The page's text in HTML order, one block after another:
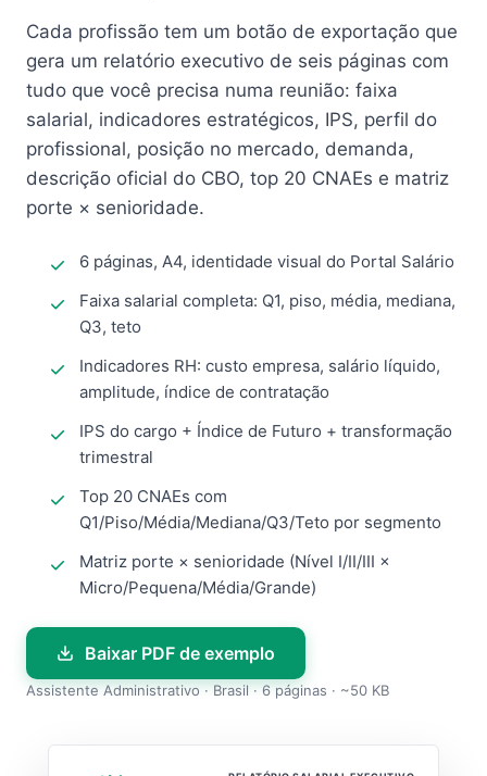
Cada profissão tem um botão de exportação que
gera um relatório executivo de seis páginas com
tudo que você precisa numa reunião: faixa
salarial, indicadores estratégicos, IPS, perfil do
profissional, posição no mercado, demanda,
descrição oficial do CBO, top 20 CNAEs e matriz
porte × senioridade.
6 páginas, A4, identidade visual do Portal Salário
Faixa salarial completa: Q1, piso, média, mediana,
Q3, teto
Indicadores RH: custo empresa, salário líquido,
amplitude, índice de contratação
IPS do cargo + Índice de Futuro + transformação
trimestral
Top 20 CNAEs com
Q1/Piso/Média/Mediana/Q3/Teto por segmento
Matriz porte × senioridade (Nível I/II/III ×
Micro/Pequena/Média/Grande)
Baixar PDF de exemplo
Assistente Administrativo · Brasil · 6 páginas · ~50 KB